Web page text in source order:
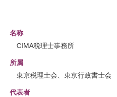
名称
CIMA税理士事務所
所属
東京税理士会、東京行政書士会
代表者